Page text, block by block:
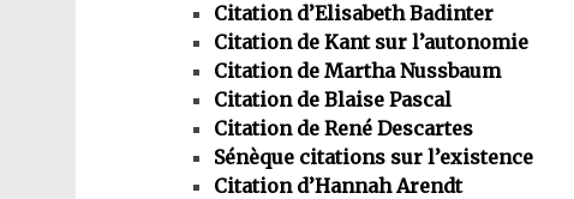
Citation d’Elisabeth Badinter
Citation de Kant sur l’autonomie
Citation de Martha Nussbaum
Citation de Blaise Pascal
Citation de René Descartes
Sénèque citations sur l’existence
Citation d’Hannah Arendt